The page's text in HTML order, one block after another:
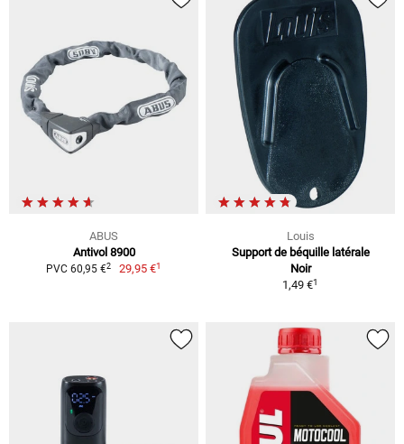
ABUS
Antivol 8900
PVC 60,95 €2 29,95 €1
Louis
Support de béquille latérale
Noir
1,49 €1